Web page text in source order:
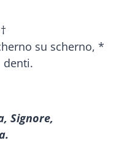
su scherno, *
denti.
Signore,